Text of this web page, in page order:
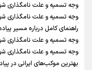
وجه تسمیه و علت نامگذاری
وجه تسمیه و علت نامگذاری
راهنمای کامل درباره مسیر
وجه تسمیه و علت نامگذاری
وجه تسمیه و علت نامگذاری
بهترین موکب‌های ایرانی در پیاده